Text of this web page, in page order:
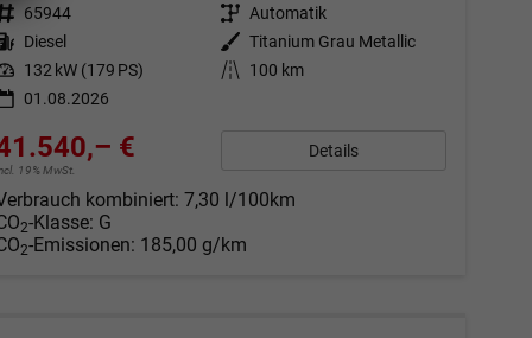
Fahrzeugnr. 65944 Getriebe Automatik
Kraftstoff Diesel Außenfarbe Titanium Grau Metallic
Leistung 132 kW (179 PS) Kilometerstand
100 km
01.08.2026
€
19% MwSt.
Details
kombiniert: 7,30 l/100km
2-Klasse: G
2-Emissionen: 185,00 g/km